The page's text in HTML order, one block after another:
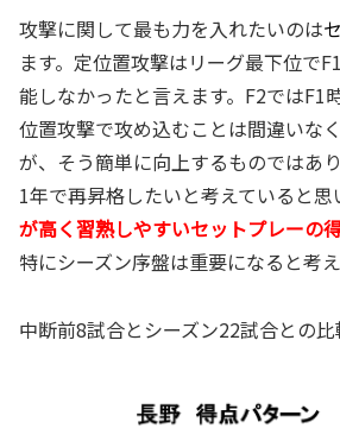
攻撃に関して最も力を入れたいのは
ます。定位置攻撃はリーグ最下位で
能しなかったと言えます。F2ではF1
位置攻撃で攻め込むことは間違いな
が、そう簡単に向上するものではあ
1年で再昇格したいと考えていると思
が高く習熟しやすいセットプレーの
特にシーズン序盤は重要になると考え
中断前8試合とシーズン22試合との比